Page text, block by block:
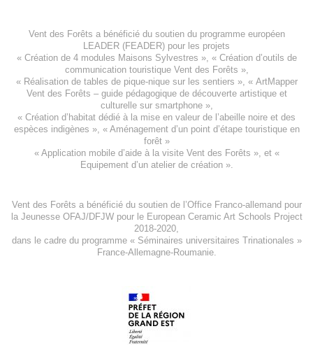
Vent des Forêts a bénéficié du soutien du programme européen
LEADER (FEADER) pour les projets
« Création de 4 modules Maisons Sylvestres », « Création d’outils de
communication touristique Vent des Forêts »,
« Réalisation de tables de pique-nique sur les sentiers », « ArtMapper
Vent des Forêts – guide pédagogique de découverte artistique et
culturelle sur smartphone »,
« Création d’habitat dédié à la mise en valeur de l’abeille noire et des
espèces indigènes », « Aménagement d’un point d’étape touristique en
forêt»
« Application mobile d’aide à la visite Vent des Forêts », et «
Equipement d’un atelier de création».
Vent des Forêts a bénéficié du soutien de l’Office Franco-allemand pour
la Jeunesse OFAJ/DFJWpour leEuropean Ceramic Art Schools Project
2018-2020
dans le cadre du programme « Séminaires universitaires Trinationales »
France-Allemagne-Roumanie.